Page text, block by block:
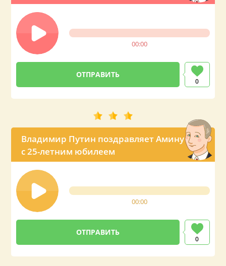
00:00
0
Владимир Путин поздравляет Амину
с 25-летним юбилеем
00:00
0